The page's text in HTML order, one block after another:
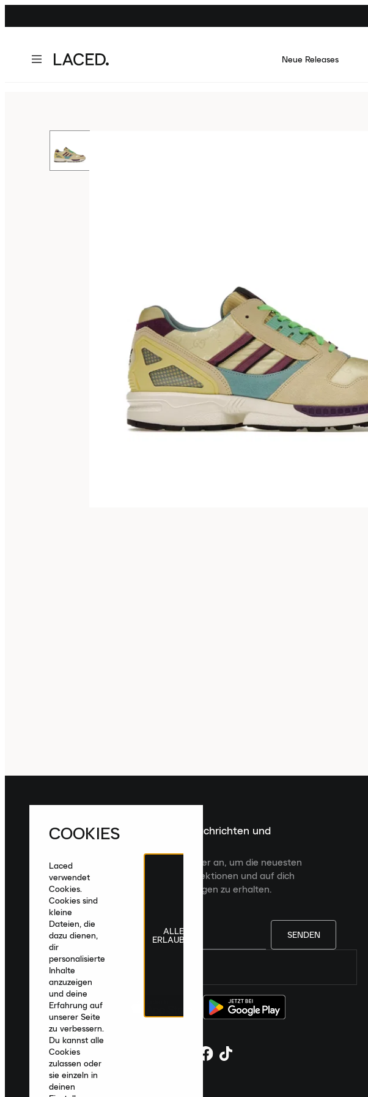
Neue Releases
Melde dich für die neuesten Nachrichten und
Veröffentlichungen an
Melde dich für den Laced Newsletter an, um die neuesten
Veröffentlichungen, kuratierte Kollektionen und auf dich
zugeschnittene Produktempfehlungen zu erhalten.
SENDEN
COOKIES
Laced
verwendet
Cookies.
Cookies sind
kleine
Dateien, die
dazu dienen,
dir
personalisierte
Inhalte
anzuzeigen
und deine
Erfahrung auf
unserer Seite
zu verbessern.
Du kannst alle
Cookies
zulassen oder
sie einzeln in
deinen
ALLE
ERLAUBEN